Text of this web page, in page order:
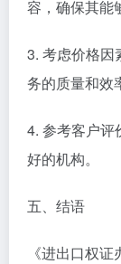
容，确保其能
3. 考虑价格因
务的质量和效
4. 参考客户评
好的机构。
五、结语
《进出口权